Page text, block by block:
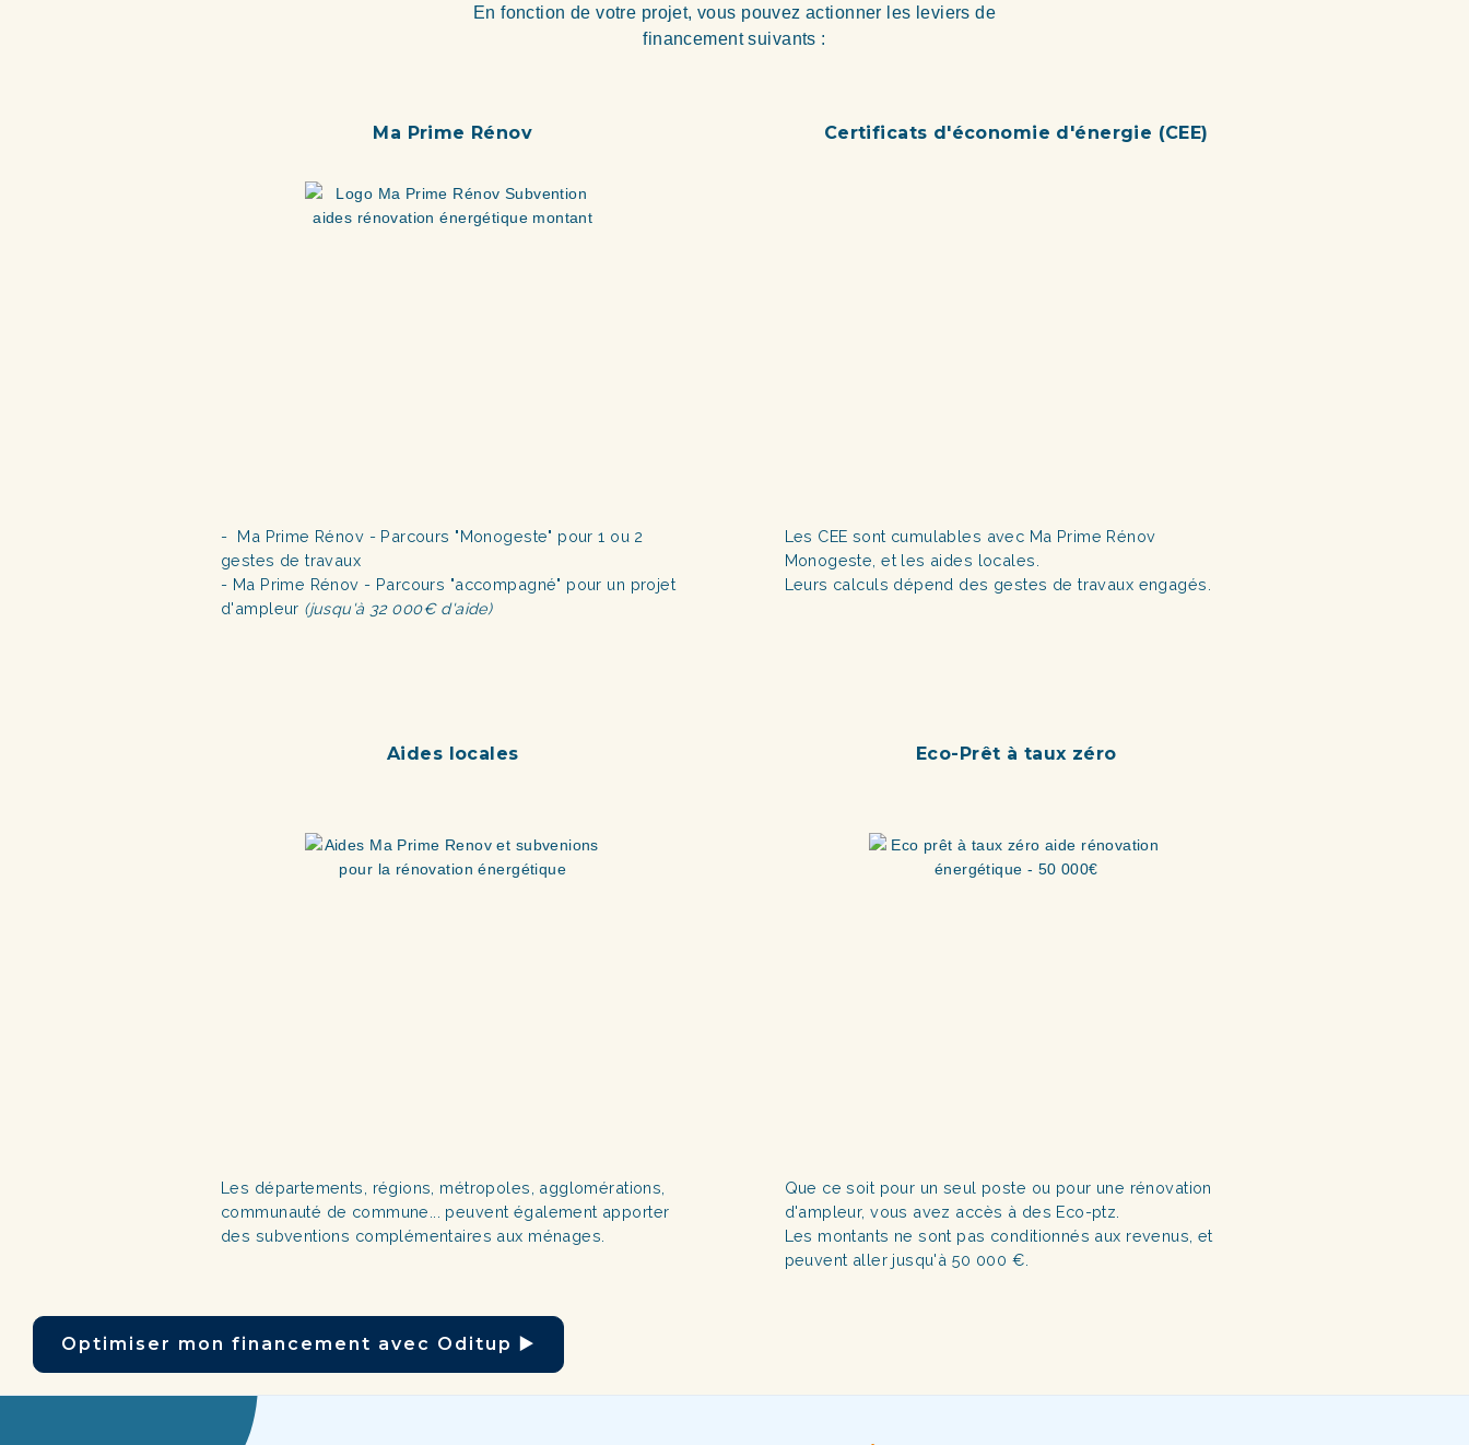
En fonction de votre projet, vous pouvez actionner les leviers de
financement suivants :
Ma Prime Rénov
- Ma Prime Rénov - Parcours "Monogeste" pour 1 ou 2
gestes de travaux
- Ma Prime Rénov - Parcours "accompagné" pour un projet
d'ampleur (jusqu'à 32 000€ d'aide)
Certificats d'économie d'énergie (CEE)
Les CEE sont cumulables avec Ma Prime Rénov
Monogeste, et les aides locales.
Leurs calculs dépend des gestes de travaux engagés.
Aides locales
Les départements, régions, métropoles, agglomérations,
communauté de commune... peuvent également apporter
des subventions complémentaires aux ménages.
Eco-Prêt à taux zéro
Que ce soit pour un seul poste ou pour une rénovation
d'ampleur, vous avez accès à des Eco-ptz.
Les montants ne sont pas conditionnés aux revenus, et
peuvent aller jusqu'à 50 000 €.
Optimiser mon financement avec Oditup ▶️​